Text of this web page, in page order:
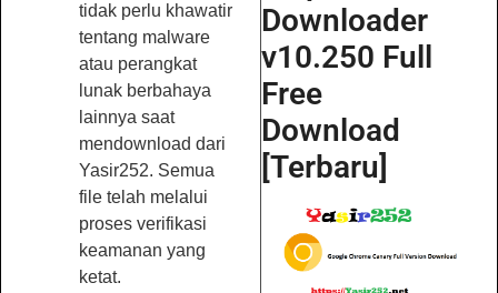
tidak perlu khawatir
tentang malware
atau perangkat
lunak berbahaya
lainnya saat
mendownload dari
Yasir252. Semua
file telah melalui
proses verifikasi
keamanan yang
ketat.
Downloader
v10.250 Full
Free
Download
[Terbaru]